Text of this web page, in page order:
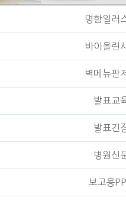
명함일러
바이올린
벽메뉴판
발표교
발표긴
병원신
보고용